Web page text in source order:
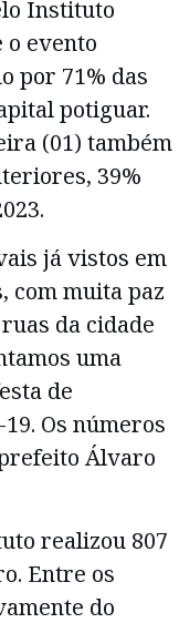
Instituto
o evento
por 71% das
potiguar.
(01) também
39%
já vistos em
com muita paz
da cidade
uma
de
Os números
Álvaro
realizou 807
Entre os
do